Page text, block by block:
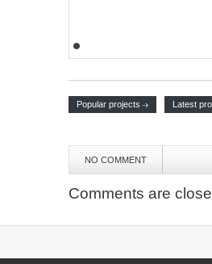
Popular projects Latest
NO COMMENT
Comments are